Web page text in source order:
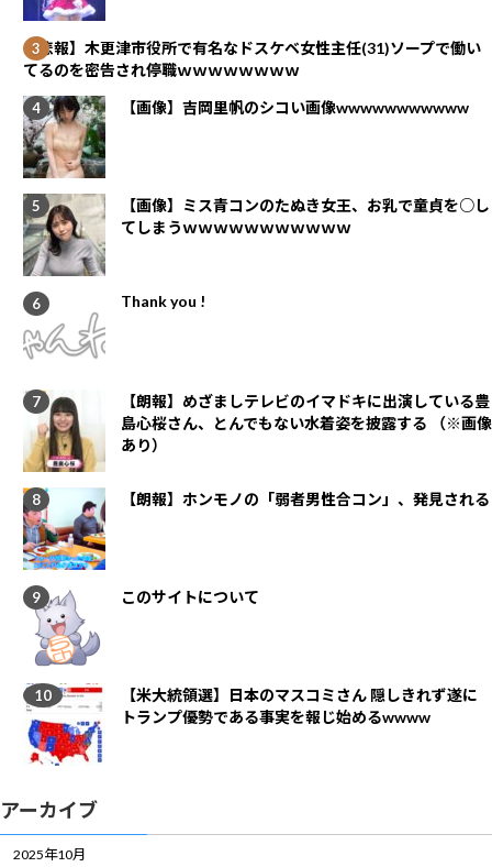
【悲報】木更津市役所で有名なドスケベ女性主任(31)ソープで働い
てるのを密告され停職ｗｗｗｗｗｗｗｗ
【画像】吉岡里帆のシコい画像wwwwwwwwwww
【画像】ミス青コンのたぬき女王、お乳で童貞を○し
てしまうｗｗｗｗｗｗｗｗｗｗｗ
Thank you !
【朗報】めざましテレビのイマドキに出演している豊
島心桜さん、とんでもない水着姿を披露する （※画像
あり）
【朗報】ホンモノの「弱者男性合コン」、発見される
このサイトについて
【米大統領選】日本のマスコミさん 隠しきれず遂に
トランプ優勢である事実を報じ始めるwwww
アーカイブ
2025年10月